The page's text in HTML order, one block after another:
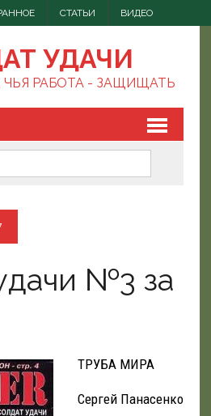
СТАТЬИ ВИДЕО
УДАЧИ
ЧЬЯ РАБОТА - ЗАЩИЩАТЬ
№3 за
ТРУБА МИРА
Сергей Панасенко